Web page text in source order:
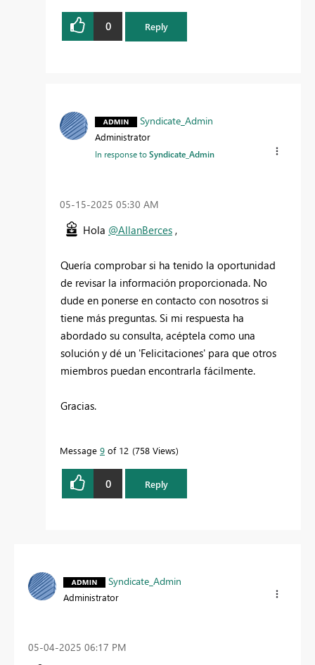
0 Reply
Syndicate_Admin
Administrator
In response toSyndicate_Admin
‎05-15-2025 05:30 AM
Hola @AllanBerces ,
Quería comprobar si ha tenido la oportunidad
de revisar la información proporcionada. No
dude en ponerse en contacto con nosotros si
tiene más preguntas. Si mi respuesta ha
abordado su consulta, acéptela como una
solución y dé un 'Felicitaciones' para que otros
miembros puedan encontrarla fácilmente.
Gracias.
Message 9 of 12 758 Views
0 Reply
Syndicate_Admin
Administrator
‎05-04-2025 06:17 PM